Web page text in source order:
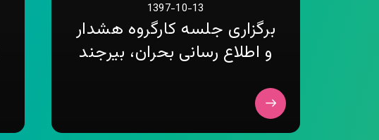
1397-10-13
برگزاری جلسه کارگروه هشدار
و اطلاع رسانی بحران، بیرجند